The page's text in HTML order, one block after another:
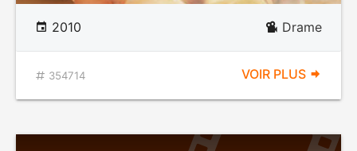
2010 Drame
354714 VOIR PLUS